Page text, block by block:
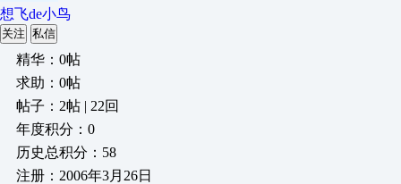
想飞de小鸟
关注 私信
精华：0帖
求助：0帖
帖子：2帖 | 22回
年度积分：0
历史总积分：58
注册：2006年3月26日